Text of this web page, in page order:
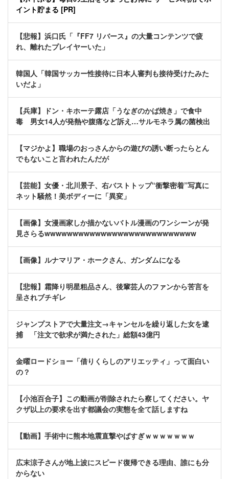
イント貯まる [PR]
【悲報】浜口氏「『FF7 リバース』の大量コンテンツで疲
れ、離れたプレイヤーいた」
韓国人「韓国サッカー性接待に日本人審判も接待受けたみた
いだよ」
【兵庫】ドン・キホーテ露店「うなぎのかば焼き」で食中
毒 男女14人が発熱や腹痛など訴え…サルモネラ属の菌検出
【マジかよ】職場のおっさんからの遊びの誘い断ったらとん
でもないこと言われたんだが
【芸能】女優・北川景子、右バストトップ“衝撃密着”写真に
ネット騒然！美ボディーに「異変」
【画像】女漫画家しか描かないバトル漫画のワンシーンが発
見さらるwwwwwwwwwwwwwwwwwwwwwwwwwww
【画像】ルナマリア・ホークさん、ガンダムになる
【悲報】霜降り明星粗品さん、後輩芸人のファンから苦言を
呈されブチギレ
ジャンプストアで大量注文→キャンセルを繰り返した女を逮
捕 「注文で欲求が満たされた」総額43億円
金曜ロードショー「借りくらしのアリエッティ」って面白い
の？
【小池百合子】この動画が削除されたら察してください。ヤ
クザ以上の要求を出す都議会の実態を全て話しますね
【動画】手術中に熊本地震直撃やばすぎｗｗｗｗｗｗｗ
広末涼子さんが地上波にスピード復帰できる理由、誰にも分
からない